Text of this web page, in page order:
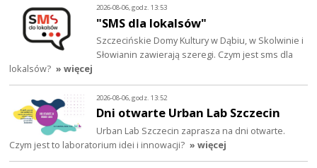
2026-08-06, godz. 13:53
"SMS dla lokalsów"
Szczecińskie Domy Kultury w Dąbiu, w Skolwinie i
Słowianin zawierają szeregi. Czym jest sms dla
lokalsów? » więcej
2026-08-06, godz. 13:52
Dni otwarte Urban Lab Szczecin
Urban Lab Szczecin zaprasza na dni otwarte.
Czym jest to laboratorium idei i innowacji? » więcej